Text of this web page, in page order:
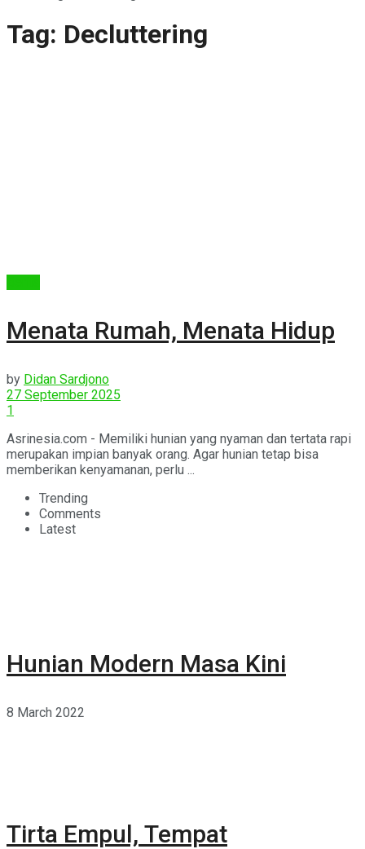
Tag: Decluttering
Menata Rumah, Menata Hidup
by Didan Sardjono
27 September 2025
1
Asrinesia.com - Memiliki hunian yang nyaman dan tertata rapi
merupakan impian banyak orang. Agar hunian tetap bisa
memberikan kenyamanan, perlu ...
Trending
Comments
Latest
Hunian Modern Masa Kini
8 March 2022
Tirta Empul, Tempat